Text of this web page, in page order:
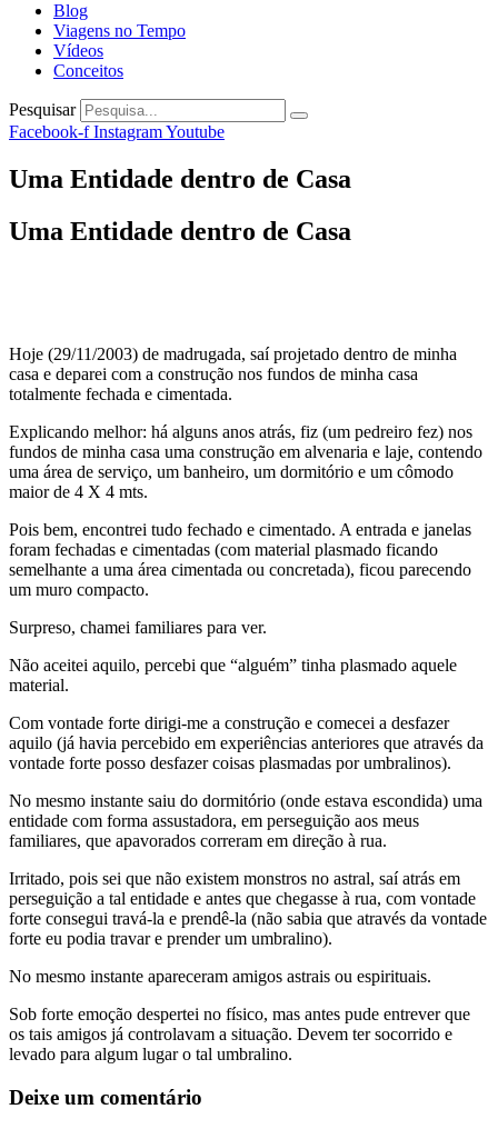
Blog
Viagens no Tempo
Vídeos
Conceitos
Pesquisar
Facebook-f InstagramYoutube
Uma Entidade dentro de Casa
Uma Entidade dentro de Casa
Hoje (29/11/2003) de madrugada, saí projetado dentro de minha
casa e deparei com a construção nos fundos de minha casa
totalmente fechada e cimentada.
Explicando melhor: há alguns anos atrás, fiz (um pedreiro fez) nos
fundos de minha casa uma construção em alvenaria e laje, contendo
uma área de serviço, um banheiro, um dormitório e um cômodo
maior de 4 X 4 mts.
Pois bem, encontrei tudo fechado e cimentado. A entrada e janelas
foram fechadas e cimentadas (com material plasmado ficando
semelhante a uma área cimentada ou concretada), ficou parecendo
um muro compacto.
Surpreso, chamei familiares para ver.
Não aceitei aquilo, percebi que “alguém” tinha plasmado aquele
material.
Com vontade forte dirigi-me a construção e comecei a desfazer
aquilo (já havia percebido em experiências anteriores que através da
vontade forte posso desfazer coisas plasmadas por umbralinos).
No mesmo instante saiu do dormitório (onde estava escondida) uma
entidade com forma assustadora, em perseguição aos meus
familiares, que apavorados correram em direção à rua.
Irritado, pois sei que não existem monstros no astral, saí atrás em
perseguição a tal entidade e antes que chegasse à rua, com vontade
forte consegui travá-la e prendê-la (não sabia que através da vontade
forte eu podia travar e prender um umbralino).
No mesmo instante apareceram amigos astrais ou espirituais.
Sob forte emoção despertei no físico, mas antes pude entrever que
os tais amigos já controlavam a situação. Devem ter socorrido e
levado para algum lugar o tal umbralino.
Deixe um comentário